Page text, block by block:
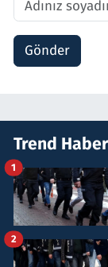
Gönder
Trend
1
2